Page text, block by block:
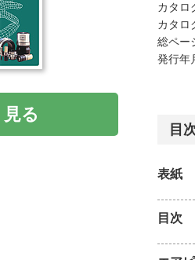
見る
カタロ
カタロ
総ペー
発行年
目
表紙
目次